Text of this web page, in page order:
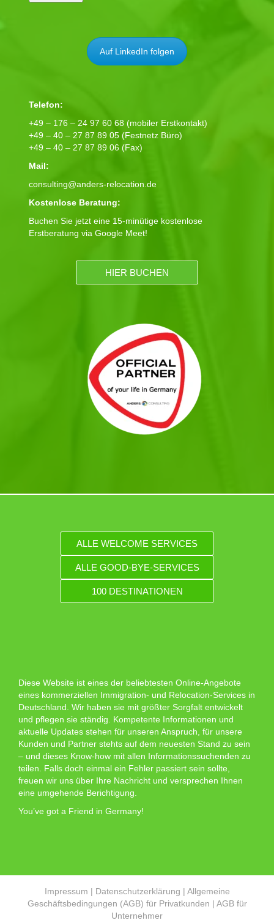
Auf LinkedIn folgen
Telefon:
+49 – 176 – 24 97 60 68 (mobiler Erstkontakt)
+49 – 40 – 27 87 89 05 (Festnetz Büro)
+49 – 40 – 27 87 89 06 (Fax)
Mail:
consulting@anders-relocation.de
Kostenlose Beratung:
Buchen Sie jetzt eine 15-minütige kostenlose
Erstberatung via Google Meet!
HIER BUCHEN
ALLE WELCOME SERVICES
ALLE GOOD-BYE-SERVICES
100 DESTINATIONEN
Diese Website ist eines der beliebtesten Online-Angebote
eines kommerziellen Immigration- und Relocation-Services in
Deutschland. Wir haben sie mit größter Sorgfalt entwickelt
und pflegen sie ständig. Kompetente Informationen und
aktuelle Updates stehen für unseren Anspruch, für unsere
Kunden und Partner stehts auf dem neuesten Stand zu sein
– und dieses Know-how mit allen Informationssuchenden zu
teilen. Falls doch einmal ein Fehler passiert sein sollte,
freuen wir uns über Ihre Nachricht und versprechen Ihnen
eine umgehende Berichtigung.
You’ve got a Friend in Germany!
Impressum | Datenschutzerklärung | Allgemeine
Geschäftsbedingungen (AGB) für Privatkunden | AGB für
Unternehmer